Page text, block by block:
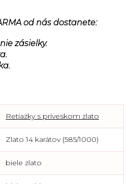
od nás dostanete:
zásielky.
Retiazky s príveskom zlato
Zlato 14 karátov (585/1000)
biele zlato